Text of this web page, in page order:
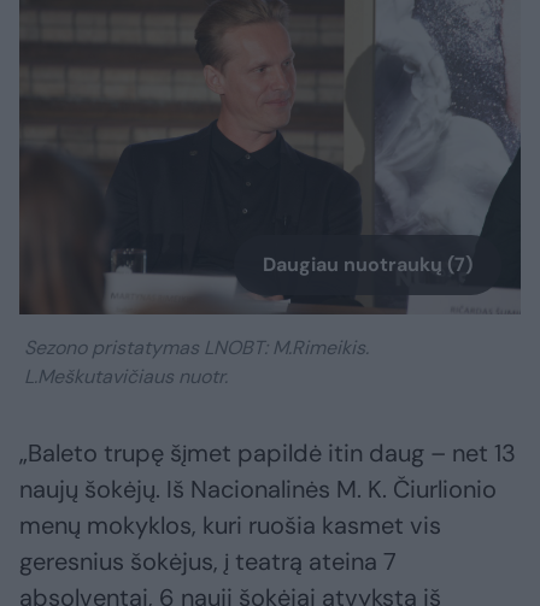
Daugiau nuotraukų (7)
Sezono pristatymas LNOBT: M.Rimeikis.
L.Meškutavičiaus nuotr.
„Baleto trupę šįmet papildė itin daug – net 13
naujų šokėjų. Iš Nacionalinės M. K. Čiurlionio
menų mokyklos, kuri ruošia kasmet vis
geresnius šokėjus, į teatrą ateina 7
absolventai, 6 nauji šokėjai atvyksta iš